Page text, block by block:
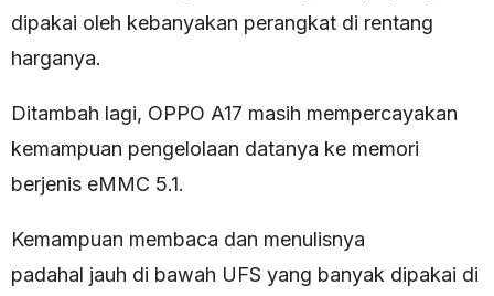
dipakai oleh kebanyakan perangkat di rentang
harganya.
Ditambah lagi, OPPO A17 masih mempercayakan
kemampuan pengelolaan datanya ke memori
berjenis eMMC 5.1.
Kemampuan membaca dan menulisnya
padahal jauh di bawah UFS yang banyak dipakai di